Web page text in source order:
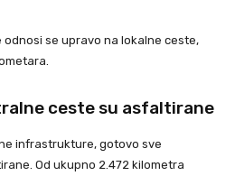
se upravo na lokalne ceste,
ceste su asfaltirane
infrastrukture, gotovo sve
Od ukupno 2.472 kilometra